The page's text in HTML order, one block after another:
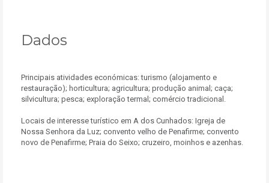
Dados
Principais atividades económicas: turismo (alojamento e
restauração); horticultura; agricultura; produção animal; caça;
silvicultura; pesca; exploração termal; comércio tradicional.
Locais de interesse turístico em A dos Cunhados: Igreja de
Nossa Senhora da Luz; convento velho de Penafirme; convento
novo de Penafirme; Praia do Seixo; cruzeiro, moinhos e azenhas.